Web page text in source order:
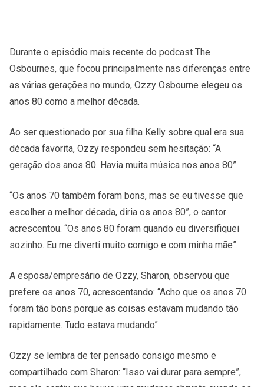
Durante o episódio mais recente do podcast The
Osbournes, que focou principalmente nas diferenças entre
as várias gerações no mundo, Ozzy Osbourne elegeu os
anos 80 como a melhor década.
Ao ser questionado por sua filha Kelly sobre qual era sua
década favorita, Ozzy respondeu sem hesitação: “A
geração dos anos 80. Havia muita música nos anos 80”.
“Os anos 70 também foram bons, mas se eu tivesse que
escolher a melhor década, diria os anos 80”, o cantor
acrescentou. “Os anos 80 foram quando eu diversifiquei
sozinho. Eu me diverti muito comigo e com minha mãe”.
A esposa/empresário de Ozzy, Sharon, observou que
prefere os anos 70, acrescentando: “Acho que os anos 70
foram tão bons porque as coisas estavam mudando tão
rapidamente. Tudo estava mudando”.
Ozzy se lembra de ter pensado consigo mesmo e
compartilhado com Sharon: “Isso vai durar para sempre”,